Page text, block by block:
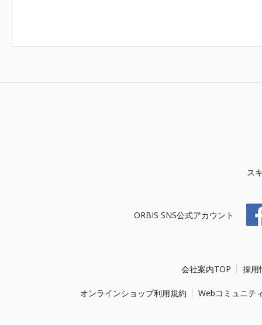
ス
ORBIS SNS公式アカウント
会社案内TOP 採用
オンラインショップ利用規約 Webコミュニテ